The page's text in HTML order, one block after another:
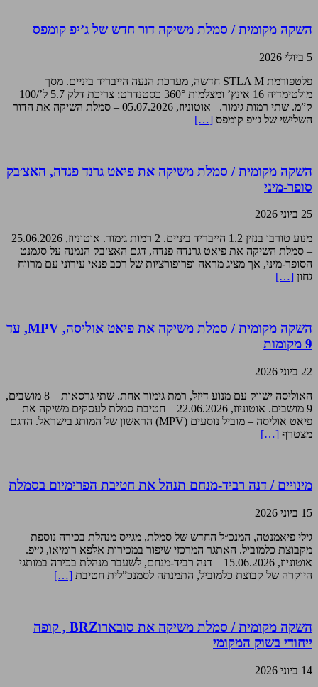
השקה מקומית / סמלת משיקה דור חדש של ג’יפ קומפס
5 ביולי 2026
פלטפורמת STLA M חדשה, מערכת הנעה הייבריד ביניים. מסך
מולטימדיה 16 אינץ’ ומצלמות 360° כסטנדרט; צריכת דלק 5.7 ל’/100
ק”מ. שתי רמות גימור. אוטוניוז, 05.07.2026 – סמלת השיקה את הדור
השלישי של ג׳יפ קומפס […]
השקה מקומית / סמלת משיקה את פיאט גרנד פנדה, האצ׳בק
סופר-מיני
25 ביוני 2026
מנוע טורבו בנזין 1.2 הייבריד ביניים. 2 רמות גימור. אוטוניוז, 25.06.2026
– סמלת השיקה את פיאט גרנדה פנדה, דגם האצ׳בק הנמנה על סגמנט
הסופר-מיני, אך מציג מראה ופרופורציות של רכב פנאי עירוני עם מרווח
גחון […]
השקה מקומית / סמלת משיקה את פיאט אוליסה, MPV, עד
9 מקומות
22 ביוני 2026
האוליסה ישווק עם מנוע דיזל, רמת גימור אחת. שתי גרסאות – 8 מושבים,
9 מושבים. אוטוניוז, 22.06.2026 – חטיבת סמלת לעסקים משיקה את
פיאט אוליסה – מוביל נוסעים (MPV) הראשון של המותג בישראל. הדגם
מצטרף […]
מינויים / דנה רביד-מנחם תנהל את חטיבת הפרימיום בסמלת
15 ביוני 2026
גילי פיאמנטה, המנכ״ל החדש של סמלת, מגייס מנהלת בכירה נוספת
מקבוצת כלמוביל. האתגר המרכזי שיפור במכירות אלפא רומיאו, ג׳יפ.
אוטוניוז, 15.06.2026 – דנה רביד-מנחם, לשעבר מנהלת בכירה במותגי
היוקרה של קבוצת כלמוביל, התמנתה לסמנכ”לית חטיבת […]
השקה מקומית / סמלת משיקה את סובארוBRZ , קופה
ייחודי בשוק המקומי
14 ביוני 2026